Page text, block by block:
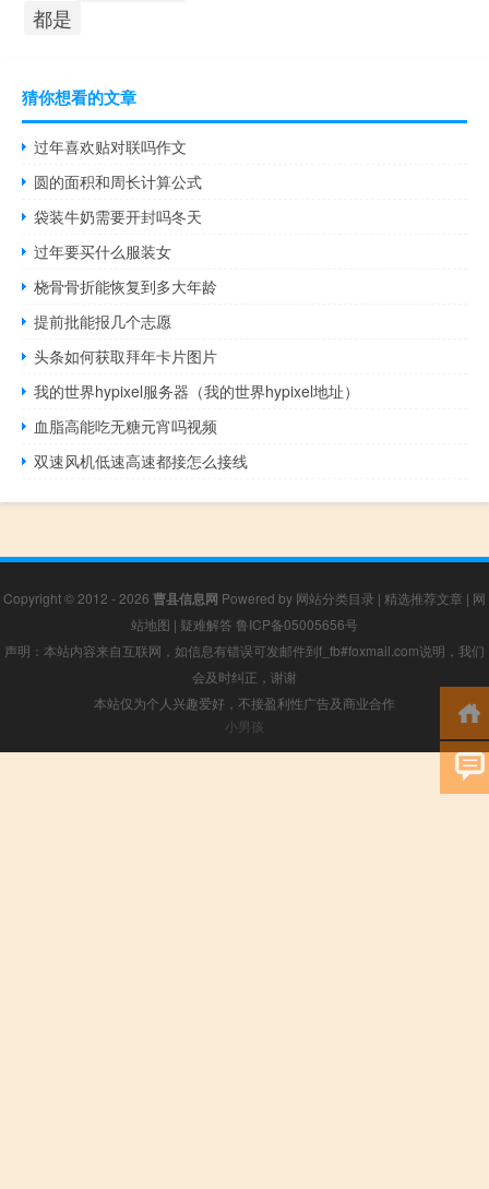
都是
猜你想看的文章
过年喜欢贴对联吗作文
圆的面积和周长计算公式
袋装牛奶需要开封吗冬天
过年要买什么服装女
桡骨骨折能恢复到多大年龄
提前批能报几个志愿
头条如何获取拜年卡片图片
我的世界hypixel服务器（我的世界hypixel地址）
血脂高能吃无糖元宵吗视频
双速风机低速高速都接怎么接线
Copyright © 2012 - 2026 曹县信息网 Powered by 网站分类目录 | 精选推荐文章 | 网
站地图 | 疑难解答 鲁ICP备05005656号
声明：本站内容来自互联网，如信息有错误可发邮件到f_fb#foxmail.com说明，我们
会及时纠正，谢谢
本站仅为个人兴趣爱好，不接盈利性广告及商业合作
小男孩